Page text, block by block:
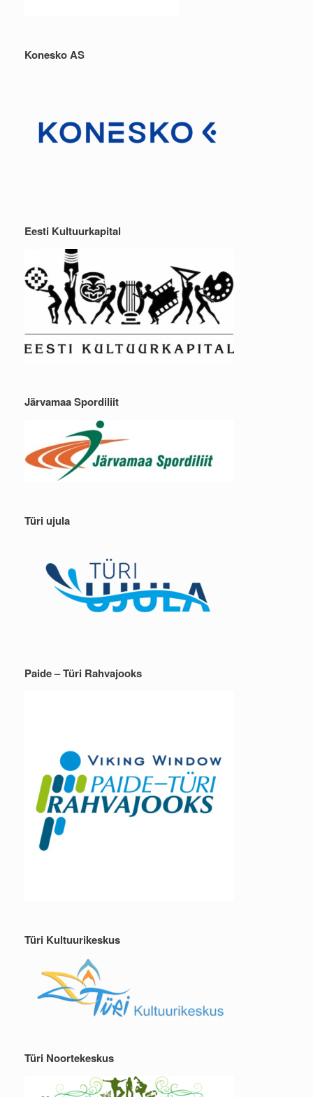
Konesko AS
Eesti Kultuurkapital
Järvamaa Spordiliit
Türi ujula
Paide – Türi Rahvajooks
Türi Kultuurikeskus
Türi Noortekeskus